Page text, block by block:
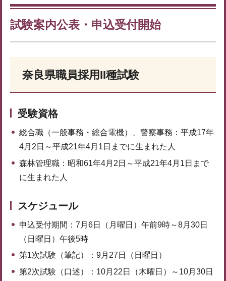
試験案内公表・申込受付開始
奈良県職員採用II種試験
受験資格
総合職（一般事務・総合電機）、警察事務：平成17年
4月2日～平成21年4月1日までに生まれた人
森林管理職：昭和61年4月2日～平成21年4月1日まで
に生まれた人
スケジュール
申込受付期間：7月6日（月曜日）午前9時～8月30日
（日曜日）午後5時
第1次試験（筆記）：9月27日（日曜日）
第2次試験（口述）：10月22日（木曜日）～10月30日